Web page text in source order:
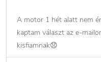
A motor 1 hét alatt nem
kaptam választ az e-
kisfiamnak😞